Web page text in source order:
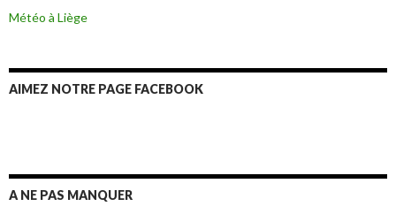
Météo à Liège
AIMEZ NOTRE PAGE FACEBOOK
A NE PAS MANQUER